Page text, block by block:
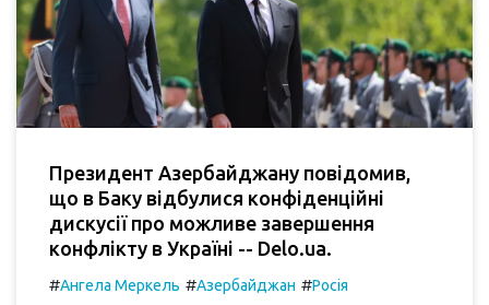
Президент Азербайджану повідомив,
що в Баку відбулися конфіденційні
дискусії про можливе завершення
конфлікту в Україні -- Delo.ua.
#Ангела Меркель #Азербайджан #Росія